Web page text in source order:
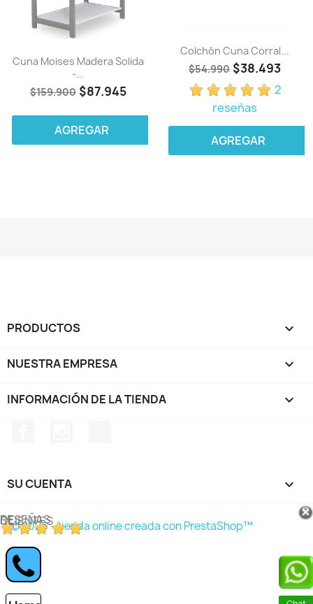
Cuna Moises Madera Solida
-...
$159.900 $87.945
AGREGAR
Colchón Cuna Corral...
$54.990 $38.493
2
reseñas
AGREGAR
PRODUCTOS 
NUESTRA EMPRESA 
INFORMACIÓN DE LA TIENDA keyboard_arrow_down
SU CUENTA 
RESEÑAS DE CLIENTES
© 2026 - tienda online creada con PrestaShop™